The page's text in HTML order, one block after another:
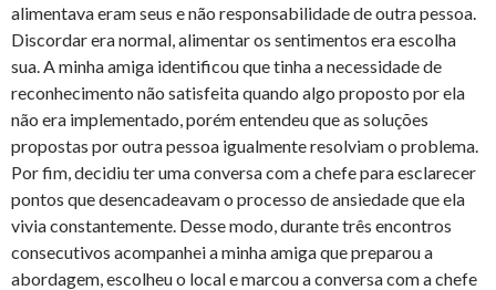
alimentava eram seus e não responsabilidade de outra pessoa.
Discordar era normal, alimentar os sentimentos era escolha
sua. A minha amiga identificou que tinha a necessidade de
reconhecimento não satisfeita quando algo proposto por ela
não era implementado, porém entendeu que as soluções
propostas por outra pessoa igualmente resolviam o problema.
Por fim, decidiu ter uma conversa com a chefe para esclarecer
pontos que desencadeavam o processo de ansiedade que ela
vivia constantemente. Desse modo, durante três encontros
consecutivos acompanhei a minha amiga que preparou a
abordagem, escolheu o local e marcou a conversa com a chefe